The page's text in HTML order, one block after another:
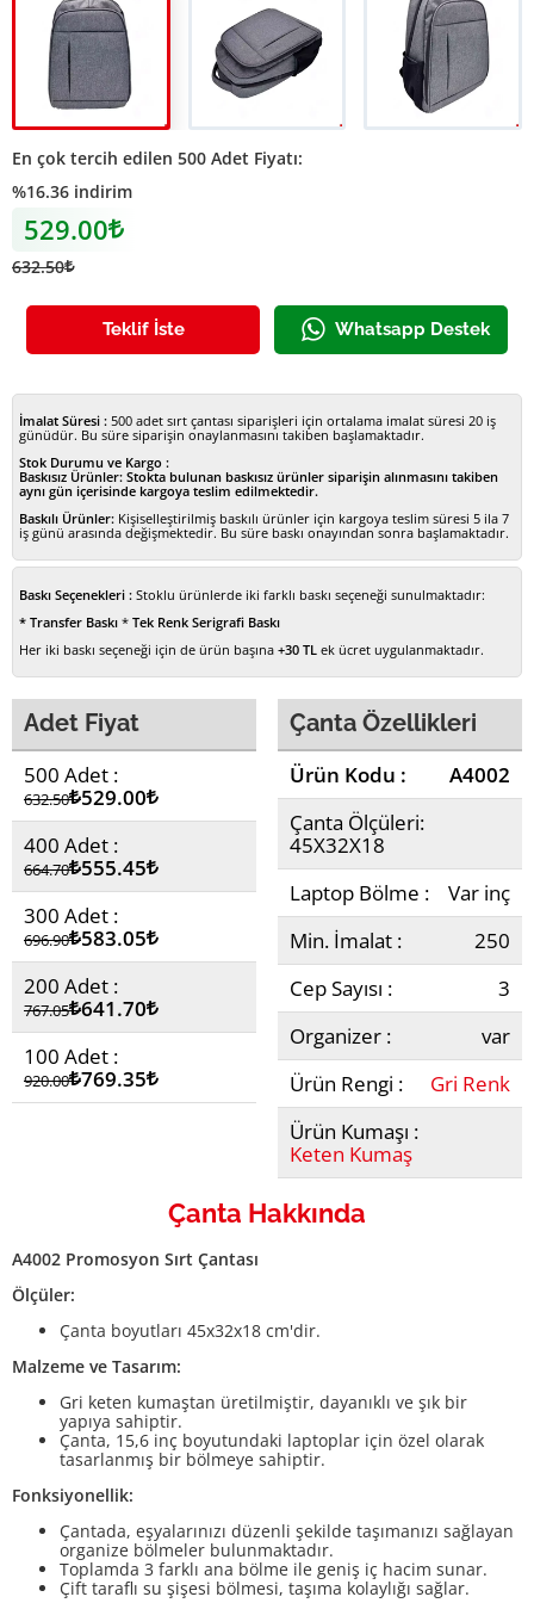
A4001 Diyar Sırt ÇantasıA4001 Diyar Sırt ÇantasıA4001 Diyar Sırt
En çok tercih edilen 500 Adet Fiyatı:
%16.36 indirim
529.00
632.50 Lira
Teklif İste Whatsapp Destek
İmalat Süresi : 500 adet sırt çantası siparişleri için ortalama imalat süresi 20 iş
günüdür. Bu süre siparişin onaylanmasını takiben başlamaktadır.
Stok Durumu ve Kargo :
Baskısız Ürünler: Stokta bulunan baskısız ürünler siparişin alınmasını takiben
aynı gün içerisinde kargoya teslim edilmektedir.
Baskılı Ürünler: Kişiselleştirilmiş baskılı ürünler için kargoya teslim süresi 5 ila 7
iş günü arasında değişmektedir. Bu süre baskı onayından sonra başlamaktadır.
Baskı Seçenekleri : Stoklu ürünlerde iki farklı baskı seçeneği sunulmaktadır:
* Transfer Baskı * Tek Renk Serigrafi Baskı
Her iki baskı seçeneği için de ürün başına +30 TL ek ücret uygulanmaktadır.
Adet Fiyat
500 Adet :
632.50 Lira
529.00
400 Adet :
664.70 Lira
555.45
300 Adet :
696.90 Lira
583.05
200 Adet :
767.05 Lira
641.70
100 Adet :
920.00 Lira
769.35
Çanta Özellikleri
Ürün Kodu :
A4002
Çanta Ölçüleri:
45X32X18
Laptop Bölme :
Var inç
Min. İmalat :
250
Cep Sayısı :
3
Organizer :
var
Ürün Rengi :
Gri Renk
Ürün Kumaşı :
Keten Kumaş
Çanta Hakkında
A4002 Promosyon Sırt Çantası
Ölçüler:
Çanta boyutları 45x32x18 cm'dir.
Malzeme ve Tasarım:
Gri keten kumaştan üretilmiştir, dayanıklı ve şık bir
yapıya sahiptir.
Çanta, 15,6 inç boyutundaki laptoplar için özel olarak
tasarlanmış bir bölmeye sahiptir.
Fonksiyonellik:
Çantada, eşyalarınızı düzenli şekilde taşımanızı sağlayan
organize bölmeler bulunmaktadır.
Toplamda 3 farklı ana bölme ile geniş iç hacim sunar.
Çift taraflı su şişesi bölmesi, taşıma kolaylığı sağlar.